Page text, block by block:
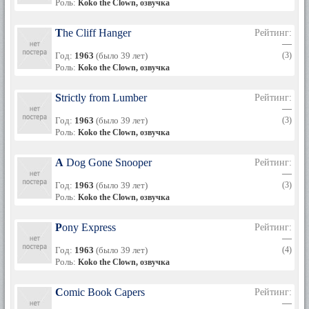
Роль: Koko the Clown, озвучка
The Cliff Hanger
Год: 1963 (было 39 лет)
Роль: Koko the Clown, озвучка
Рейтинг:
—
(3)
Strictly from Lumber
Год: 1963 (было 39 лет)
Роль: Koko the Clown, озвучка
Рейтинг:
—
(3)
A Dog Gone Snooper
Год: 1963 (было 39 лет)
Роль: Koko the Clown, озвучка
Рейтинг:
—
(3)
Pony Express
Год: 1963 (было 39 лет)
Роль: Koko the Clown, озвучка
Рейтинг:
—
(4)
Comic Book Capers
Рейтинг:
—